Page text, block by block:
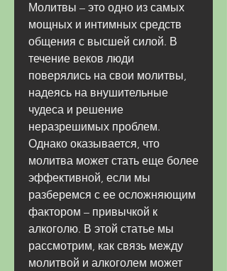
Молитвы – это одно из самых
мощных и интимных средств
общения с высшей силой. В
течение веков люди
поверялись на свои молитвы,
надеясь на внушительные
чудеса и решение
неразрешимых проблем.
Однако оказывается, что
молитва может стать еще более
эффективной, если мы
разберемся с ее осложняющим
фактором – привычкой к
алкоголю. В этой статье мы
рассмотрим, как связь между
молитвой и алкоголем может